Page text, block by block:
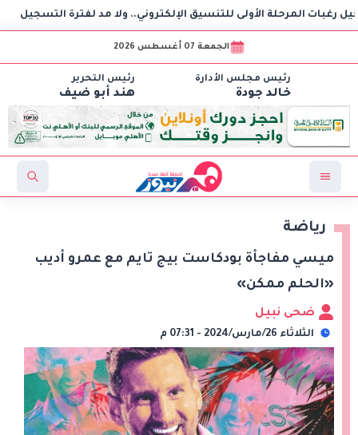
الأولى للتنسيق الإلكتروني.. ولا مد لفترة التسجيل
الجمعة 07 أغسطس 2026
رئيس مجلس الأدارة
خالد جودة
رئيس التحرير
هند أبو ضيف
رياضة
ميسي مفاجأة بودكاست بيج تايم مع عمرو أديب
«الحلم ممكن»
ضحى نبيل
الثلاثاء 26/مارس/2024 - 07:31 م